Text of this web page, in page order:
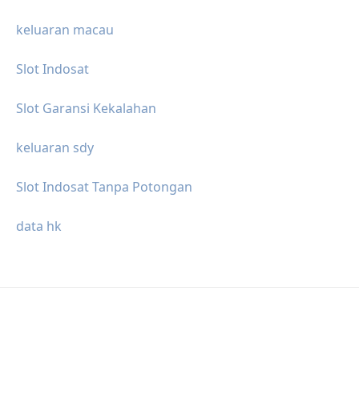
keluaran macau
Slot Indosat
Slot Garansi Kekalahan
keluaran sdy
Slot Indosat Tanpa Potongan
data hk